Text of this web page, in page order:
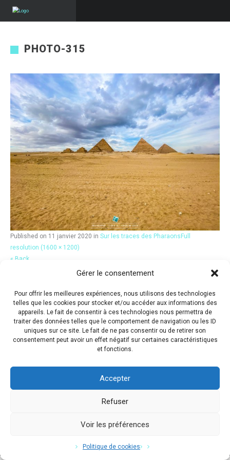
Gérer le consentement
Pour offrir les meilleures expériences, nous utilisons des technologies
telles que les cookies pour stocker et/ou accéder aux informations des
appareils. Le fait de consentir à ces technologies nous permettra de
traiter des données telles que le comportement de navigation ou les ID
uniques sur ce site. Le fait de ne pas consentir ou de retirer son
consentement peut avoir un effet négatif sur certaines caractéristiques
et fonctions.
Accepter
Refuser
Voir les préférences
Politique de cookies
PHOTO-315
Published on 11 janvier 2020 in Sur les traces des Pharaons Full
resolution (1600 × 1200)
« Back
Copyright © 2017 Flavio Da Costa. All Rights Reserved.